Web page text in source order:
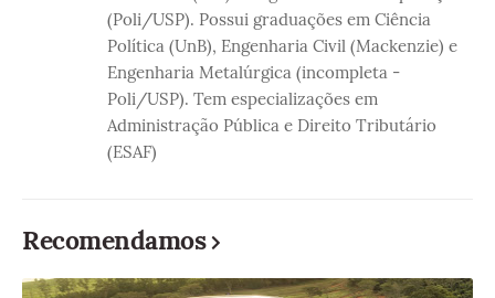
(Poli/USP). Possui graduações em Ciência
Política (UnB), Engenharia Civil (Mackenzie) e
Engenharia Metalúrgica (incompleta -
Poli/USP). Tem especializações em
Administração Pública e Direito Tributário
(ESAF)
Recomendamos